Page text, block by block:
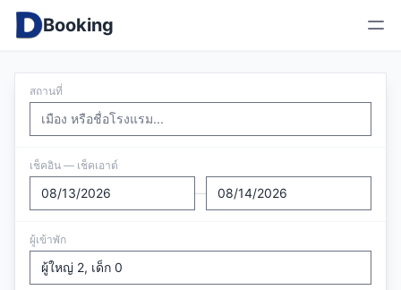
Booking
สถานที่
เช็คอิน — เช็คเอาต์
—
ผู้เข้าพัก